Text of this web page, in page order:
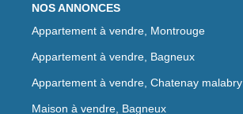
NOS ANNONCES
Appartement à vendre, Montrouge
Appartement à vendre, Bagneux
Appartement à vendre, Chatenay malabry
Maison à vendre, Bagneux